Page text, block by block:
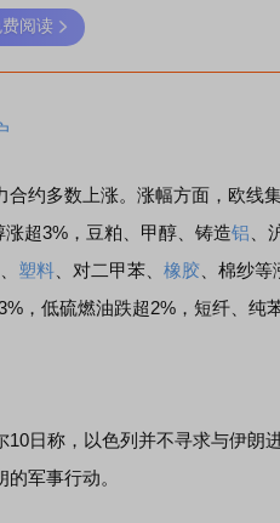
阅读
合约多数上涨。涨幅方面，欧线
超3%，豆粕、甲醇、铸造铝 、
塑料 、对二甲苯、 橡胶 、棉纱
，低硫燃油跌超2%，短纤、纯
10日称，以色列并不寻求与伊朗
军事行动。
稀土板块领涨